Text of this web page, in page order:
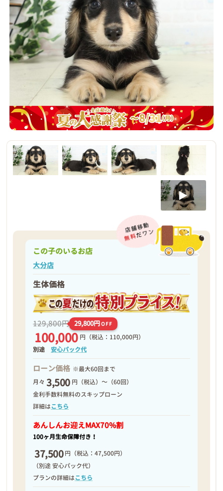
この子のいるお店
大分店
生体価格
129,800円 29,800円OFF
100,000 円 （税込：110,000円）
別途安心パック代
ローン価格 ※最大60回まで
月々 3,500 円（税込）～（60回）
金利手数料無料のスキップローン
詳細はこちら
あんしんお迎えMAX70%割
100ヶ月生命保障付き！
37,500 円 （税込：47,500円）
（別途 安心パック代）
プランの詳細はこちら